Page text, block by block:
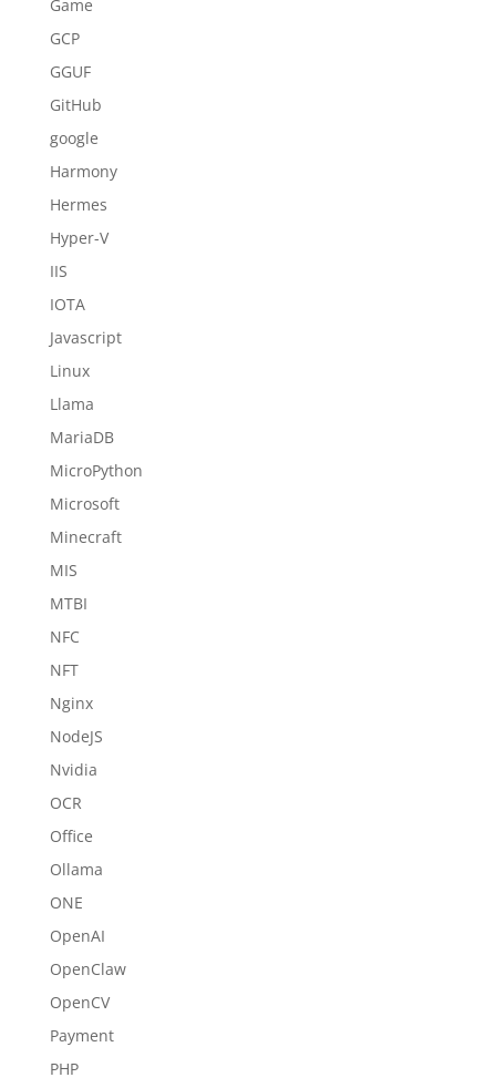
Game
GCP
GGUF
GitHub
google
Harmony
Hermes
Hyper-V
IIS
IOTA
Javascript
Linux
Llama
MariaDB
MicroPython
Microsoft
Minecraft
MIS
MTBI
NFC
NFT
Nginx
NodeJS
Nvidia
OCR
Office
Ollama
ONE
OpenAI
OpenClaw
OpenCV
Payment
PHP